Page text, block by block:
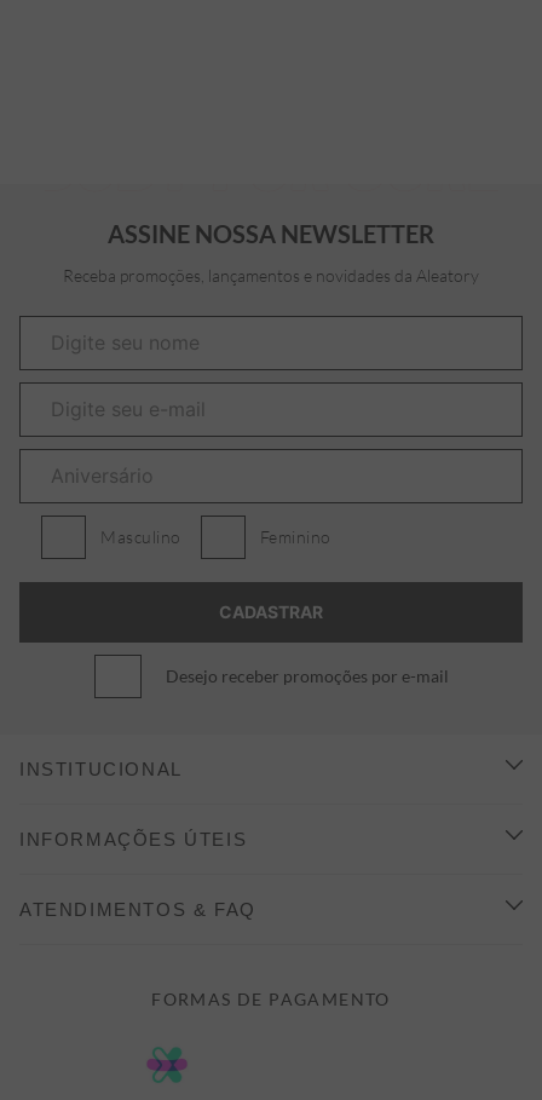
ASSINE NOSSA NEWSLETTER
Receba promoções, lançamentos e novidades da Aleatory
Masculino Feminino
Desejo receber promoções por e-mail
INSTITUCIONAL
CONHEÇA A ALEATORY
INFORMAÇÕES ÚTEIS
FORMAS DE PAGAMENTO
POLÍTICA DE PRIVACIDADE
ATENDIMENTOS & FAQ
FORMAS DE PAGAMENTO